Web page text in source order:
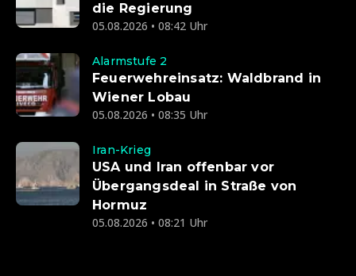
die Regierung
05.08.2026 • 08:42 Uhr
Alarmstufe 2
Feuerwehreinsatz: Waldbrand in
Wiener Lobau
05.08.2026 • 08:35 Uhr
Iran-Krieg
USA und Iran offenbar vor
Übergangsdeal in Straße von
Hormuz
05.08.2026 • 08:21 Uhr